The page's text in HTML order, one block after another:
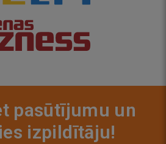
pasūtījumu un
izpildītāju!